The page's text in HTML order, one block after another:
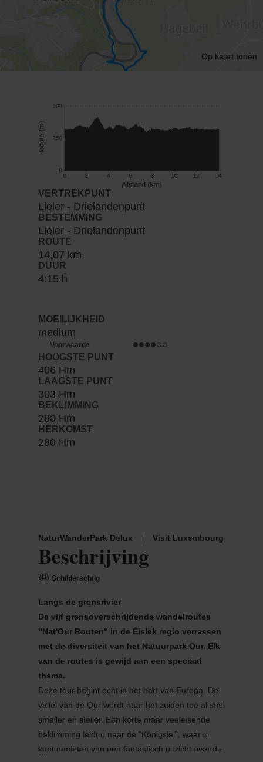
Op kaart tonen
VERTREKPUNT
Lieler - Drielandenpunt
BESTEMMING
Lieler - Drielandenpunt
ROUTE
14,07 km
DUUR
4:15 h
MOEILIJKHEID
medium
Voorwaarde
HOOGSTE PUNT
406 Hm
LAAGSTE PUNT
303 Hm
BEKLIMMING
280 Hm
HERKOMST
280 Hm
NaturWanderPark Delux Visit Luxembourg
Beschrijving
Schilderachtig
Langs de grensrivier
De vijf grensoverschrijdende wandelroutes
"Nat'Our Routen" in de Éislek regio verrassen
met de diversiteit van het Natuurpark Our. Elk
van de routes is gewijd aan een speciaal
thema.
Deze tour begint echt in het hart van Europa. De
vallei van de Our wordt naar het zuiden toe al snel
smaller en steiler. Een korte maar veeleisende
beklimming leidt u naar de "Königslei", waar u
kunt genieten van een fantastisch uitzicht over de